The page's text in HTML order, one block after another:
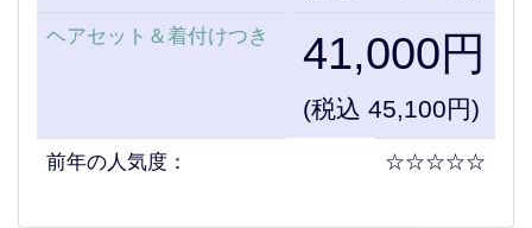
ヘアセット＆着付けつき 41,000円
(税込 45,100円)
前年の人気度： ☆☆☆☆☆